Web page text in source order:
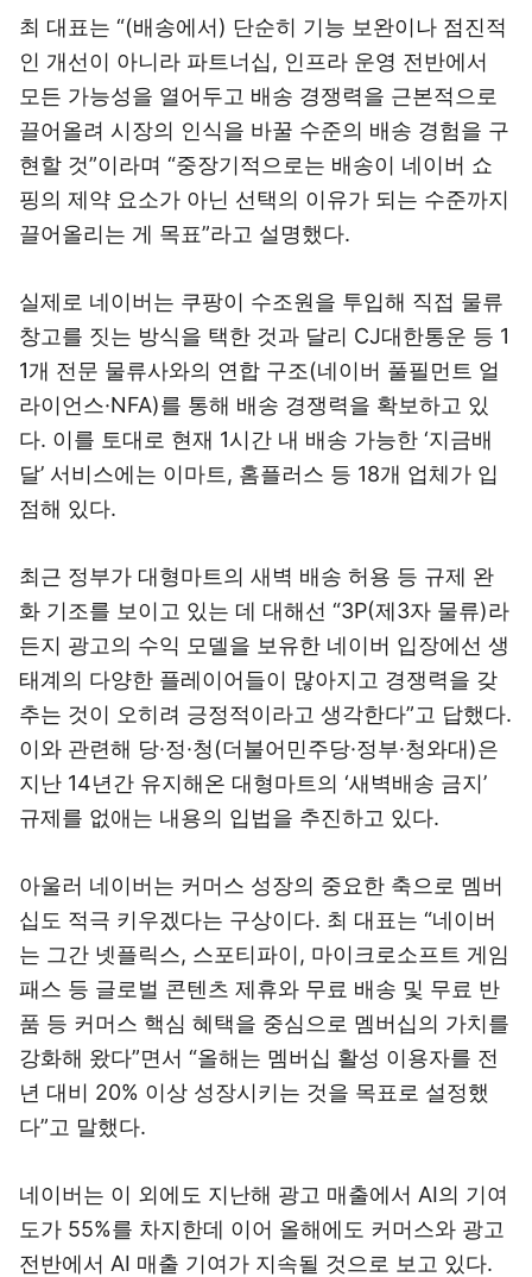
최 대표는 “(배송에서) 단순히 기능 보완이나 점진적
인 개선이 아니라 파트너십, 인프라 운영 전반에서
모든 가능성을 열어두고 배송 경쟁력을 근본적으로
끌어올려 시장의 인식을 바꿀 수준의 배송 경험을 구
현할 것”이라며 “중장기적으로는 배송이 네이버 쇼
핑의 제약 요소가 아닌 선택의 이유가 되는 수준까지
끌어올리는 게 목표”라고 설명했다.
실제로 네이버는 쿠팡이 수조원을 투입해 직접 물류
창고를 짓는 방식을 택한 것과 달리 CJ대한통운 등 1
1개 전문 물류사와의 연합 구조(네이버 풀필먼트 얼
라이언스·NFA)를 통해 배송 경쟁력을 확보하고 있
다. 이를 토대로 현재 1시간 내 배송 가능한 ‘지금배
달’ 서비스에는 이마트, 홈플러스 등 18개 업체가 입
점해 있다.
최근 정부가 대형마트의 새벽 배송 허용 등 규제 완
화 기조를 보이고 있는 데 대해선 “3P(제3자 물류)라
든지 광고의 수익 모델을 보유한 네이버 입장에선 생
태계의 다양한 플레이어들이 많아지고 경쟁력을 갖
추는 것이 오히려 긍정적이라고 생각한다”고 답했다.
이와 관련해 당·정·청(더불어민주당·정부·청와대)은
지난 14년간 유지해온 대형마트의 ‘새벽배송 금지’
규제를 없애는 내용의 입법을 추진하고 있다.
아울러 네이버는 커머스 성장의 중요한 축으로 멤버
십도 적극 키우겠다는 구상이다. 최 대표는 “네이버
는 그간 넷플릭스, 스포티파이, 마이크로소프트 게임
패스 등 글로벌 콘텐츠 제휴와 무료 배송 및 무료 반
품 등 커머스 핵심 혜택을 중심으로 멤버십의 가치를
강화해 왔다”면서 “올해는 멤버십 활성 이용자를 전
년 대비 20% 이상 성장시키는 것을 목표로 설정했
다”고 말했다.
네이버는 이 외에도 지난해 광고 매출에서 AI의 기여
도가 55%를 차지한데 이어 올해에도 커머스와 광고
전반에서 AI 매출 기여가 지속될 것으로 보고 있다.